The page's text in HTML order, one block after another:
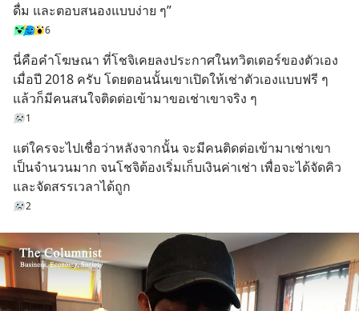
ดื่ม และตอบสนองแบบง่าย ๆ”
6
นี่คือคำโฆษณา ที่โชจิเคยลงประกาศในทวิตเตอร์ของตัวเอง
เมื่อปี 2018 ครับ โดยตอนนั้นเขาเปิดให้เช่าตัวเองแบบฟรี ๆ
แล้วก็มีคนสนใจติดต่อเข้ามาขอเช่าเขาจริง ๆ
1
แต่ใครจะไปเชื่อว่าหลังจากนั้น จะมีคนติดต่อเข้ามาเช่าเขา
เป็นจำนวนมาก จนโชจิต้องเริ่มเก็บเงินค่าเช่า เพื่อจะได้จัดคิว
และจัดสรรเวลาได้ถูก
2